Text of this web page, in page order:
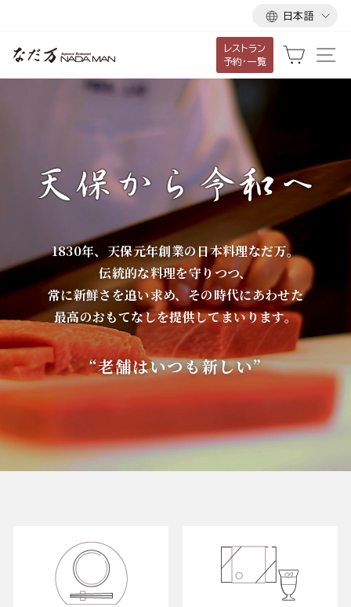
動
す
る
言
語
日本語
な
だ
レストラン
予約・一覧
カート
1830年、天保元年創業の日本料理なだ万。
伝統的な料理を守りつつ、
常に新鮮さを追い求め、その時代にあわせた
最高のおもてなしを提供してまいります。
“老舗はいつも新しい”